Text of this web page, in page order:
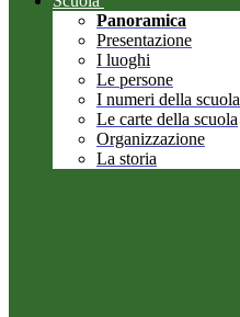
Panoramica
Presentazione
I luoghi
Le persone
I numeri della scuola
Le carte della scuola
Organizzazione
La storia